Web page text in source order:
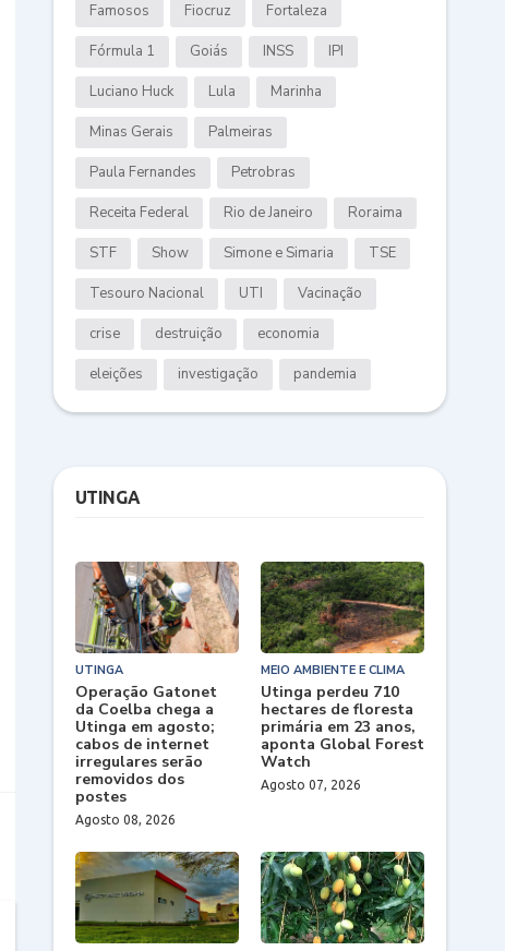
Famosos Fiocruz Fortaleza
Fórmula 1 Goiás INSS IPI
Luciano Huck Lula Marinha
Minas Gerais Palmeiras
Paula Fernandes Petrobras
Receita Federal Rio de Janeiro Roraima
STF Show Simone e Simaria TSE
Tesouro Nacional UTI Vacinação
crise destruição economia
eleições investigação pandemia
UTINGA
UTINGA
Operação Gatonet
da Coelba chega a
Utinga em agosto;
cabos de internet
irregulares serão
removidos dos
postes
Agosto 08, 2026
MEIO AMBIENTE E CLIMA
Utinga perdeu 710
hectares de floresta
primária em 23 anos,
aponta Global Forest
Watch
Agosto 07, 2026